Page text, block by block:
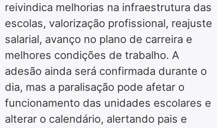
reivindica melhorias na infraestrutura das
escolas, valorização profissional, reajuste
salarial, avanço no plano de carreira e
melhores condições de trabalho. A
adesão ainda será confirmada durante o
dia, mas a paralisação pode afetar o
funcionamento das unidades escolares e
alterar o calendário, alertando pais e